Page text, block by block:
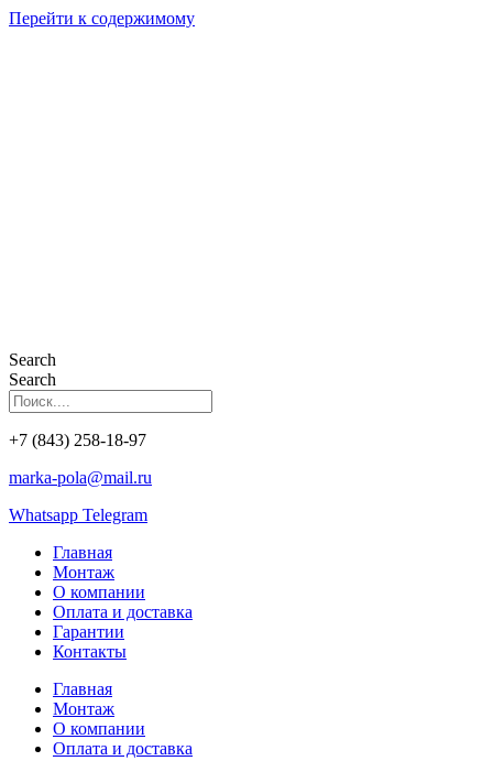
Перейти к содержимому
Search
Search
+7 (843) 258-18-97
marka-pola@mail.ru
Whatsapp Telegram
Главная
Монтаж
О компании
Оплата и доставка
Гарантии
Контакты
Главная
Монтаж
О компании
Оплата и доставка